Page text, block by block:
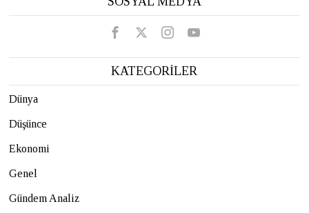
KATEGORİLER
Dünya
Düşünce
Ekonomi
Genel
Gündem Analiz